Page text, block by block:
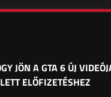
JÖN A GTA 6 ÚJ
ELŐFIZETÉSHEZ